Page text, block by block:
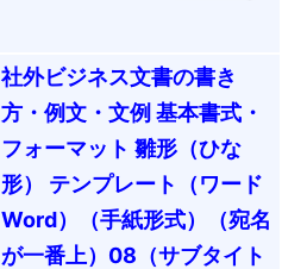
社外ビジネス文書の書き
方・例文・文例 基本書式・
フォーマット 雛形（ひな
形） テンプレート（ワード
Word）（手紙形式）（宛名
が一番上）08（サブタイト